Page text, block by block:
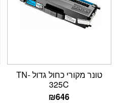
טונר מקורי כחול גדול TN-
325C
₪646